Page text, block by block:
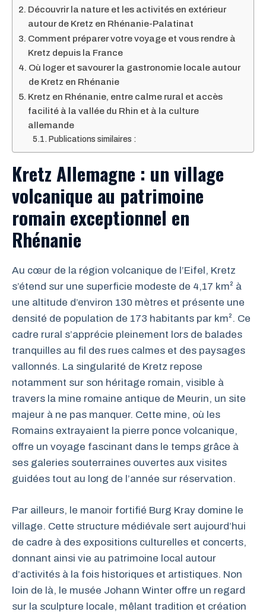
Découvrir la nature et les activités en extérieur
autour de Kretz en Rhénanie-Palatinat
Comment préparer votre voyage et vous rendre à
Kretz depuis la France
Où loger et savourer la gastronomie locale autour
de Kretz en Rhénanie
Kretz en Rhénanie, entre calme rural et accès
facilité à la vallée du Rhin et à la culture
allemande
Publications similaires :
Kretz Allemagne : un village
volcanique au patrimoine
romain exceptionnel en
Rhénanie
Au cœur de la région volcanique de l’Eifel, Kretz
s’étend sur une superficie modeste de 4,17 km² à
une altitude d’environ 130 mètres et présente une
densité de population de 173 habitants par km². Ce
cadre rural s’apprécie pleinement lors de balades
tranquilles au fil des rues calmes et des paysages
vallonnés. La singularité de Kretz repose
notamment sur son héritage romain, visible à
travers la mine romaine antique de Meurin, un site
majeur à ne pas manquer. Cette mine, où les
Romains extrayaient la pierre ponce volcanique,
offre un voyage fascinant dans le temps grâce à
ses galeries souterraines ouvertes aux visites
guidées tout au long de l’année sur réservation.
Par ailleurs, le manoir fortifié Burg Kray domine le
village. Cette structure médiévale sert aujourd’hui
de cadre à des expositions culturelles et concerts,
donnant ainsi vie au patrimoine local autour
d’activités à la fois historiques et artistiques. Non
loin de là, le musée Johann Winter offre un regard
sur la sculpture locale, mêlant tradition et création